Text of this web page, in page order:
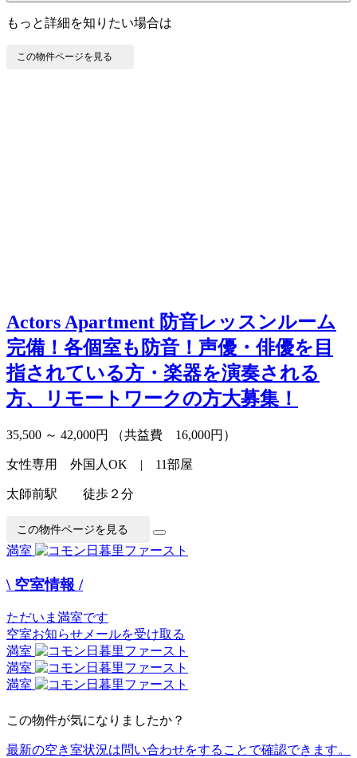
もっと詳細を知りたい場合は
この物件ページを見る
Actors Apartment 防音レッスンルーム
完備！各個室も防音！声優・俳優を目
指されている方・楽器を演奏される
方、リモートワークの方大募集！
35,500 ～ 42,000円 （共益費 16,000円）
女性専用 外国人OK | 11部屋
太師前駅 徒歩２分
この物件ページを見る
満室
\ 空室情報 /
ただいま満室です
空室お知らせメールを受け取る
満室
満室
満室
この物件が気になりましたか？
最新の空き室状況は問い合わせをすることで確認できます。